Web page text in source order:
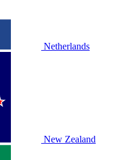
Netherlands
New Zealand